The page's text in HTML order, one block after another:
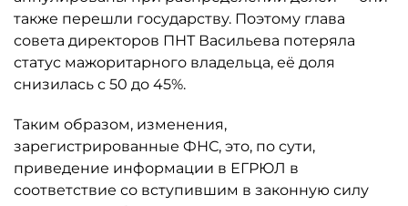
также перешли государству. Поэтому глава
совета директоров ПНТ Васильева потеряла
статус мажоритарного владельца, её доля
снизилась с 50 до 45%.
Таким образом, изменения,
зарегистрированные ФНС, это, по сути,
приведение информации в ЕГРЮЛ в
соответствие со вступившим в законную силу